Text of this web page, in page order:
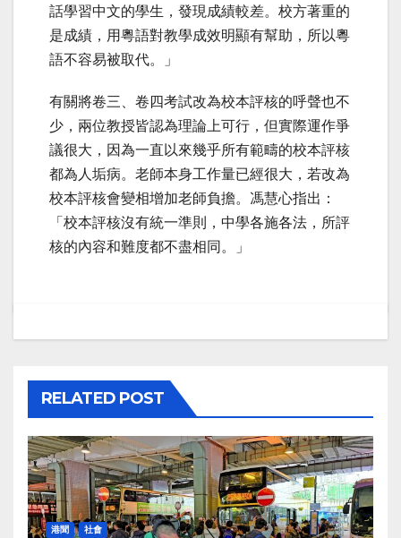
話學習中文的學生，發現成績較差。校方著重的
是成績，用粵語對教學成效明顯有幫助，所以粵
語不容易被取代。」
有關將卷三、卷四考試改為校本評核的呼聲也不
少，兩位教授皆認為理論上可行，但實際運作爭
議很大，因為一直以來幾乎所有範疇的校本評核
都為人垢病。老師本身工作量已經很大，若改為
校本評核會變相增加老師負擔。馮慧心指出：
「校本評核沒有統一準則，中學各施各法，所評
核的內容和難度都不盡相同。」
RELATED POST
港聞 社會